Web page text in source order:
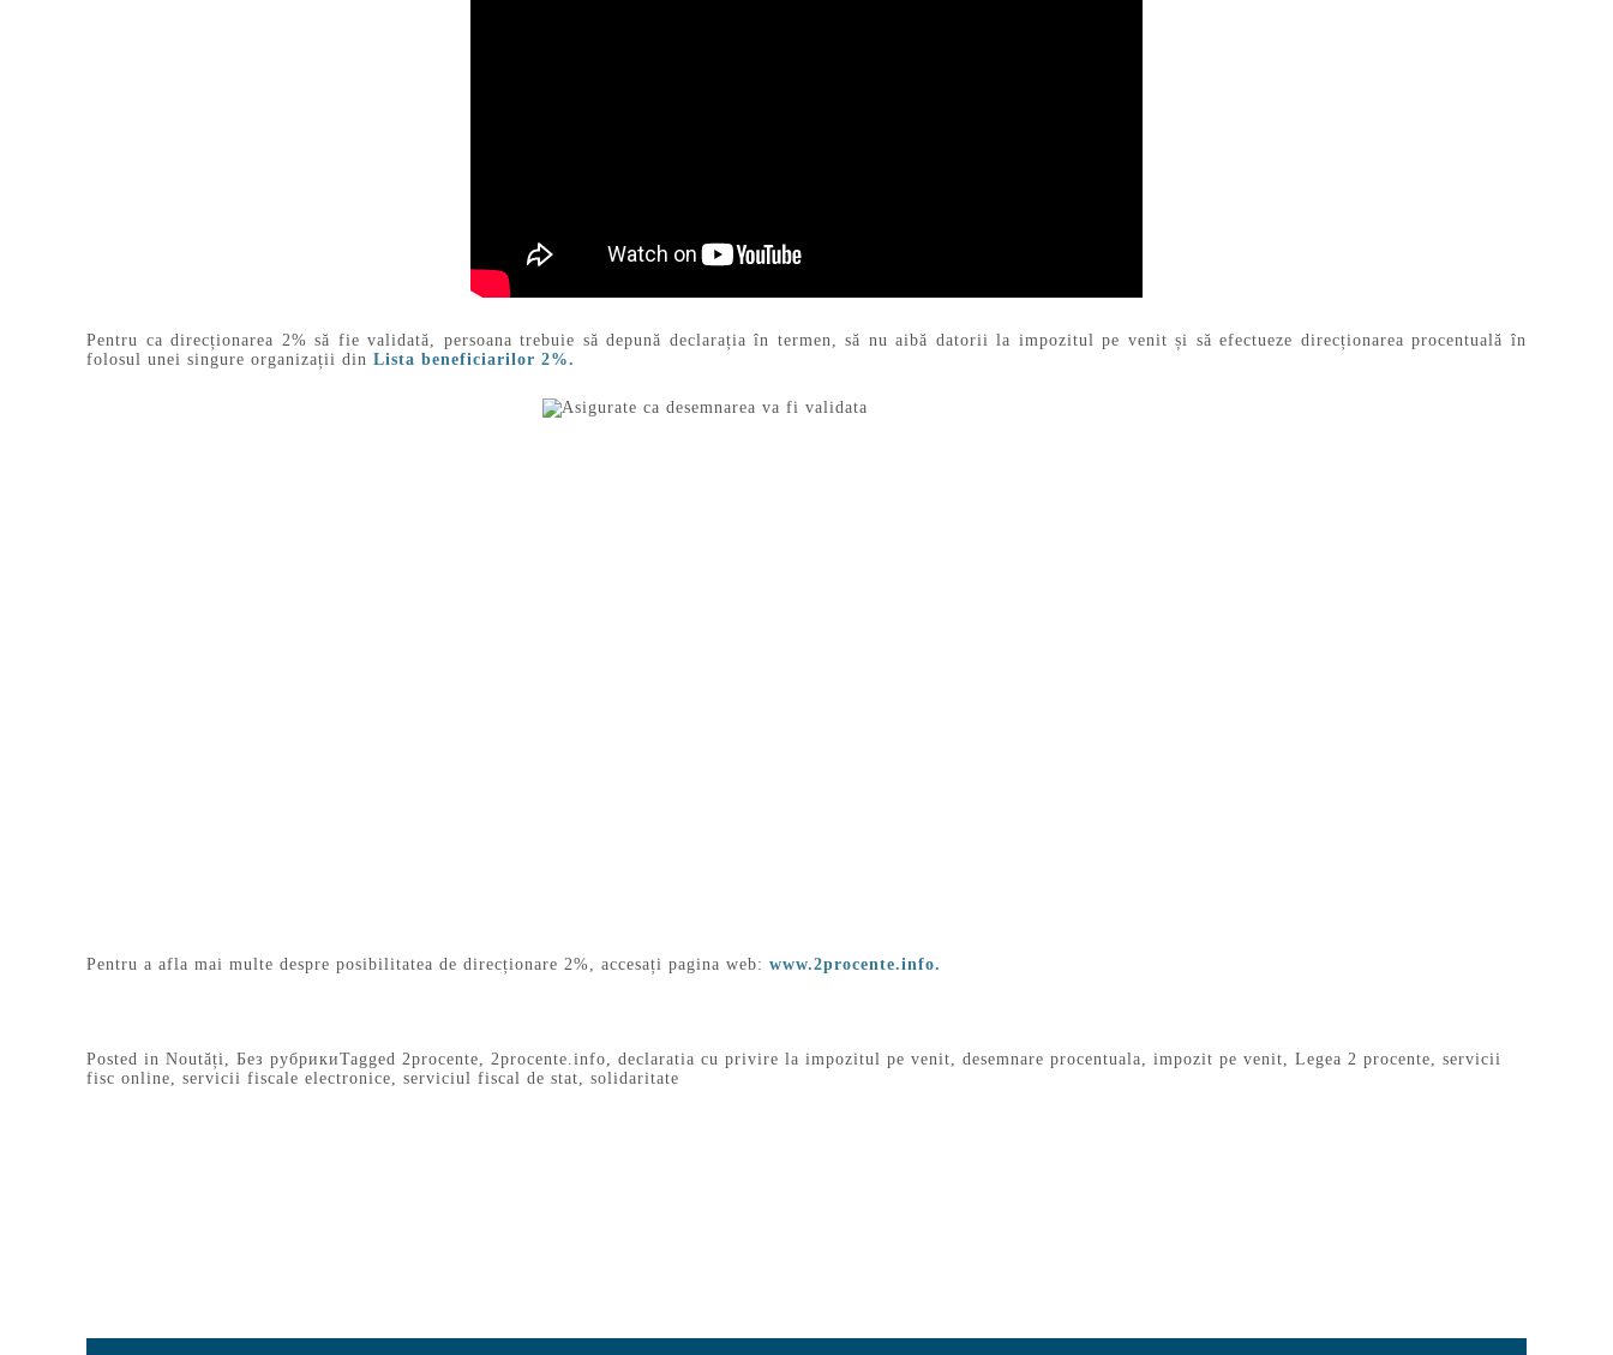
Pentru ca direcționarea 2% să fie validată, persoana trebuie să depună declarația în termen, să nu aibă datorii la impozitul pe venit și să efectueze direcționarea procentuală în
folosul unei singure organizații din Lista beneficiarilor 2%.
Pentru a afla mai multe despre posibilitatea de direcționare 2%, accesați pagina web: www.2procente.info.
Posted in Noutăți, Без рубрикиTagged 2procente, 2procente.info, declaratia cu privire la impozitul pe venit, desemnare procentuala, impozit pe venit, Legea 2 procente, servicii
fisc online, servicii fiscale electronice, serviciul fiscal de stat, solidaritate